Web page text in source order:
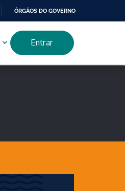
ÓRGÃOS DO GOVERNO
Entrar